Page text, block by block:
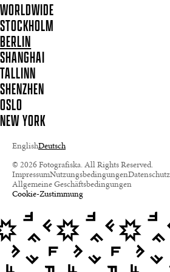
WORLDWIDE
STOCKHOLM
BERLIN
SHANGHAI
TALLINN
SHENZHEN
OSLO
NEW YORK
EnglishDeutsch
© 2026 Fotografiska. All Rights Reserved.
ImpressumNutzungsbedingungen
Allgemeine Geschäftsbedingungen
Cookie-Zustimmung